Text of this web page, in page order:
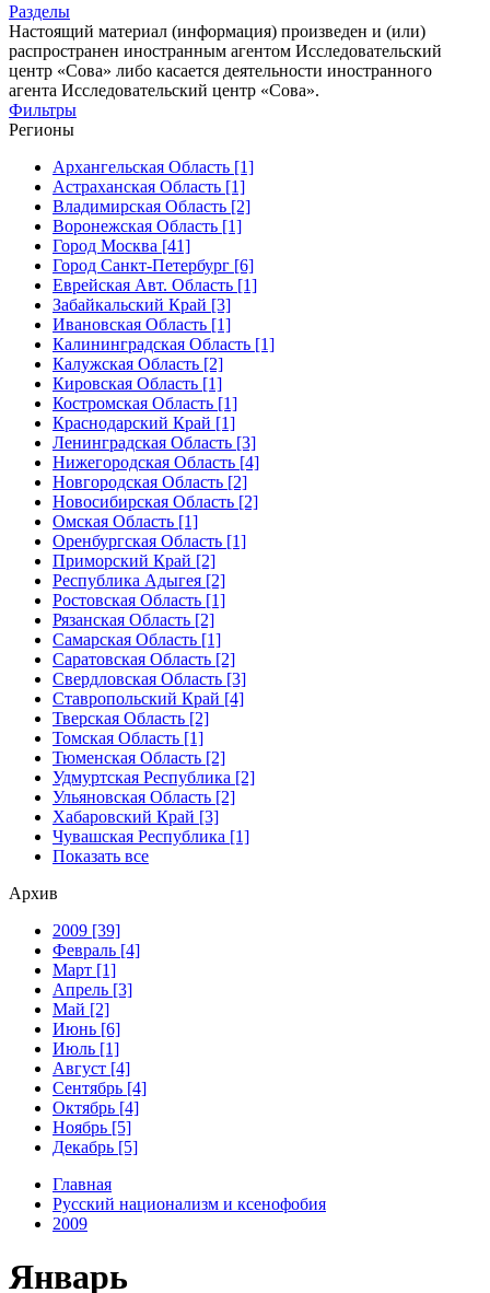
Разделы
Настоящий материал (информация) произведен и (или)
распространен иностранным агентом Исследовательский
центр «Сова» либо касается деятельности иностранного
агента Исследовательский центр «Сова».
Фильтры
Регионы
Архангельская Область [1]
Астраханская Область [1]
Владимирская Область [2]
Воронежская Область [1]
Город Москва [41]
Город Санкт-Петербург [6]
Еврейская Авт. Область [1]
Забайкальский Край [3]
Ивановская Область [1]
Калининградская Область [1]
Калужская Область [2]
Кировская Область [1]
Костромская Область [1]
Краснодарский Край [1]
Ленинградская Область [3]
Нижегородская Область [4]
Новгородская Область [2]
Новосибирская Область [2]
Омская Область [1]
Оренбургская Область [1]
Приморский Край [2]
Республика Адыгея [2]
Ростовская Область [1]
Рязанская Область [2]
Самарская Область [1]
Саратовская Область [2]
Свердловская Область [3]
Ставропольский Край [4]
Тверская Область [2]
Томская Область [1]
Тюменская Область [2]
Удмуртская Республика [2]
Ульяновская Область [2]
Хабаровский Край [3]
Чувашская Республика [1]
Показать все
Архив
2009 [39]
Февраль [4]
Март [1]
Апрель [3]
Май [2]
Июнь [6]
Июль [1]
Август [4]
Сентябрь [4]
Октябрь [4]
Ноябрь [5]
Декабрь [5]
Главная
Русский национализм и ксенофобия
2009
Январь